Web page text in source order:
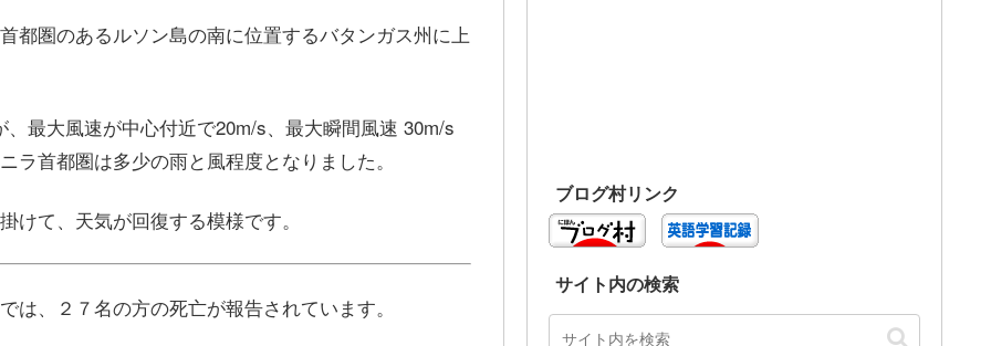
都圏のあるルソン島の南に位置するバタンガス州に上
最大風速が中心付近で20m/s、最大瞬間風速 30m/s
首都圏は多少の雨と風程度となりました。
て、天気が回復する模様です。
、２７名の方の死亡が報告されています。
ブログ村リンク
サイト内の検索